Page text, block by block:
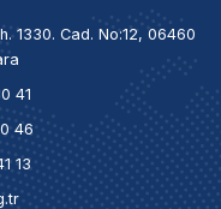
1330. Cad. No:12, 06460
41
46
13